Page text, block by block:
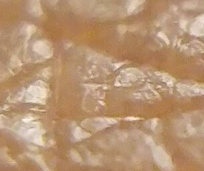
i drobnych
i odporna na
następuje
odżywczych
Lepsze
zwiększa
preparaty